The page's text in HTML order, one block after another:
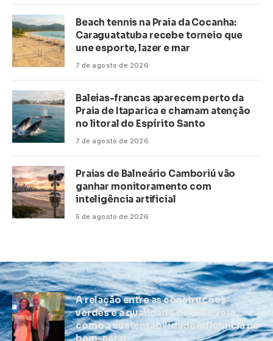
Beach tennis na Praia da Cocanha:
Caraguatatuba recebe torneio que
une esporte, lazer e mar
7 de agosto de 2026
Baleias-francas aparecem perto da
Praia de Itaparica e chamam atenção
no litoral do Espírito Santo
7 de agosto de 2026
Praias de Balneário Camboriú vão
ganhar monitoramento com
inteligência artificial
5 de agosto de 2026
A relação entre as construções
verdes e a qualidade de vida: veja
como a sustentabilidade influencia no
bem-estar